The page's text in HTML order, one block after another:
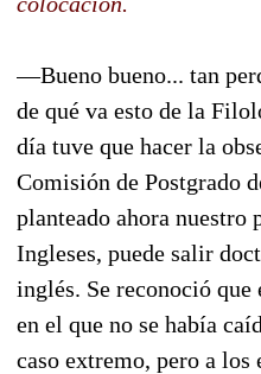
—Bueno bueno... tan
de qué va esto de la
día tuve que hacer la
Comisión de Postgrado
planteado ahora nuestro
Ingleses, puede salir
inglés. Se reconoció que
en el que no se había
caso extremo, pero a los